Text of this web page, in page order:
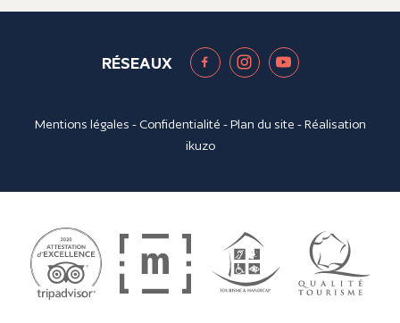
RÉSEAUX
Mentions légales - Confidentialité -Plan du site - Réalisation
ikuzo